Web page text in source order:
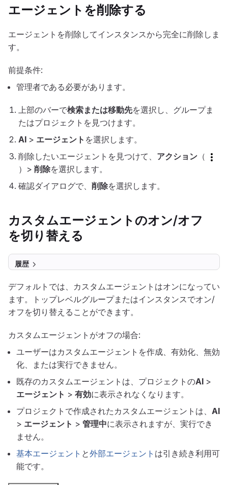
エージェントを削除する
エージェントを削除してインスタンスから完全に削除しま
す。
前提条件:
管理者である必要があります。
上部のバーで検索または移動先を選択し、グループま
たはプロジェクトを見つけます。
AI > エージェント を選択します。
削除したいエージェントを見つけて、 アクション （
）> 削除を選択します。
確認ダイアログで、 削除を選択します。
カスタムエージェントのオン/オフ
を切り替える
履歴
デフォルトでは、カスタムエージェントはオンになってい
ます。トップレベルグループまたはインスタンスでオン/
オフを切り替えることができます。
カスタムエージェントがオフの場合:
ユーザーはカスタムエージェントを作成、有効化、無効
化、または実行できません。
既存のカスタムエージェントは、プロジェクトのAI >
エージェント > 有効に表示されなくなります。
プロジェクトで作成されたカスタムエージェントは、 AI
> エージェント > 管理中に表示されますが、実行でき
ません。
基本エージェント と外部エージェント は引き続き利用可
能です。